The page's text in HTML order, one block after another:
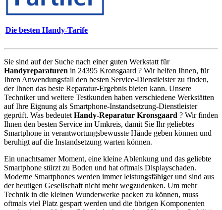
Die besten Handy-Tarife
Sie sind auf der Suche nach einer guten Werkstatt für
Handyreparaturen in 24395 Kronsgaard ? Wir helfen Ihnen, für
Ihren Anwendungsfall den besten Service-Dienstleister zu finden,
der Ihnen das beste Reparatur-Ergebnis bieten kann. Unsere
Techniker und weitere Testkunden haben verschiedene Werkstätten
auf Ihre Eignung als Smartphone-Instandsetzung-Dienstleister
geprüft. Was bedeutet Handy-Reparatur Kronsgaard ? Wir finden
Ihnen den besten Service im Umkreis, damit Sie Ihr geliebtes
Smartphone in verantwortungsbewusste Hände geben können und
beruhigt auf die Instandsetzung warten können.
Ein unachtsamer Moment, eine kleine Ablenkung und das geliebte
Smartphone stürzt zu Boden und hat oftmals Displayschaden.
Moderne Smartphones werden immer leistungsfähiger und sind aus
der heutigen Gesellschaft nicht mehr wegzudenken. Um mehr
Technik in die kleinen Wunderwerke packen zu können, muss
oftmals viel Platz gespart werden und die übrigen Komponenten